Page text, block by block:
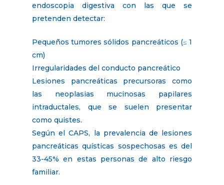
endoscopia digestiva con las que se
pretenden detectar:
Pequeños tumores sólidos pancreáticos (≤ 1
cm)
Irregularidades del conducto pancreático
Lesiones pancreáticas precursoras como
las neoplasias mucinosas papilares
intraductales, que se suelen presentar
como quistes.
Según el CAPS, la prevalencia de lesiones
pancreáticas quísticas sospechosas es del
33-45% en estas personas de alto riesgo
familiar.